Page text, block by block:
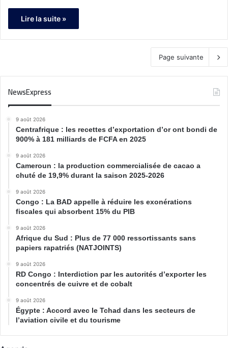
Lire la suite »
Page suivante
NewsExpress
9 août 2026
Centrafrique : les recettes d’exportation d’or ont bondi de
900% à 181 milliards de FCFA en 2025
9 août 2026
Cameroun : la production commercialisée de cacao a
chuté de 19,9% durant la saison 2025-2026
9 août 2026
Congo : La BAD appelle à réduire les exonérations
fiscales qui absorbent 15% du PIB
9 août 2026
Afrique du Sud : Plus de 77 000 ressortissants sans
papiers rapatriés (NATJOINTS)
9 août 2026
RD Congo : Interdiction par les autorités d’exporter les
concentrés de cuivre et de cobalt
9 août 2026
Égypte : Accord avec le Tchad dans les secteurs de
l’aviation civile et du tourisme